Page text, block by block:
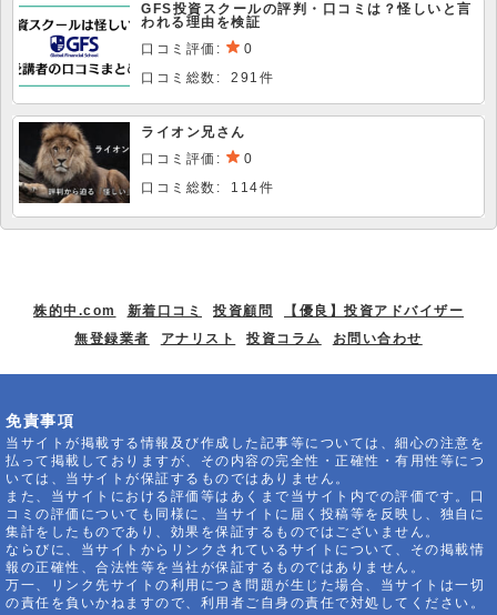
GFS投資スクールの評判・口コミは？怪しいと言
われる理由を検証
口コミ評価:
0
口コミ総数: 291件
ライオン兄さん
口コミ評価:
0
口コミ総数: 114件
株的中.com 新着口コミ 投資顧問
【優良】投資アドバイザー
無登録業者
アナリスト 投資コラム お問い合わせ
免責事項
当サイトが掲載する情報及び作成した記事等については、細心の注意を
払って掲載しておりますが、その内容の完全性・正確性・有用性等につ
いては、当サイトが保証するものではありません。
また、当サイトにおける評価等はあくまで当サイト内での評価です。口
コミの評価についても同様に、当サイトに届く投稿等を反映し、独自に
集計をしたものであり、効果を保証するものではございません。
ならびに、当サイトからリンクされているサイトについて、その掲載情
報の正確性、合法性等を当社が保証するものではありません。
万一、リンク先サイトの利用につき問題が生じた場合、当サイトは一切
の責任を負いかねますので、利用者ご自身の責任で対処してください。